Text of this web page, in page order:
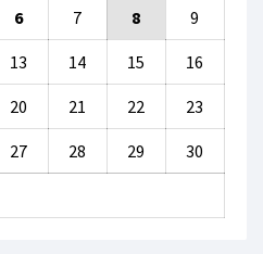
6 7 8 9
13 14 15 16
20 21 22 23
27 28 29 30